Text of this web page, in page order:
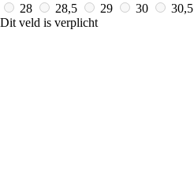
28
28,5 29 30 30,5
Dit veld is verplicht